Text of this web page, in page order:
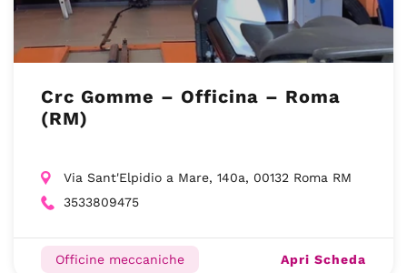
Crc Gomme – Officina – Roma
(RM)
Via Sant'Elpidio a Mare, 140a, 00132 Roma RM
3533809475
Officine meccaniche Apri Scheda